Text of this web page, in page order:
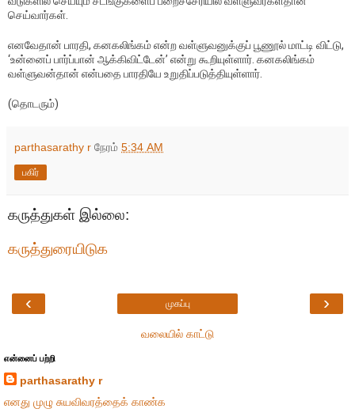
செய்வார்கள்.
எனவேதான் பாரதி, கனகலிங்கம் என்ற வள்ளுவனுக்குப் பூணூல் மாட்டி விட்டு,
‘உன்னைப் பார்ப்பான் ஆக்கிவிட்டேன்’ என்று கூறியுள்ளார். கனகலிங்கம்
வள்ளுவன்தான் என்பதை பாரதியே உறுதிப்படுத்தியுள்ளார்.
(தொடரும்)
parthasarathy r நேரம் 5:34 AM
பகிர்
கருத்துகள் இல்லை:
கருத்துரையிடுக
‹ ›
முகப்பு
வலையில் காட்டு
என்னைப் பற்றி
parthasarathy r
எனது முழு சுயவிவரத்தைக் காண்க